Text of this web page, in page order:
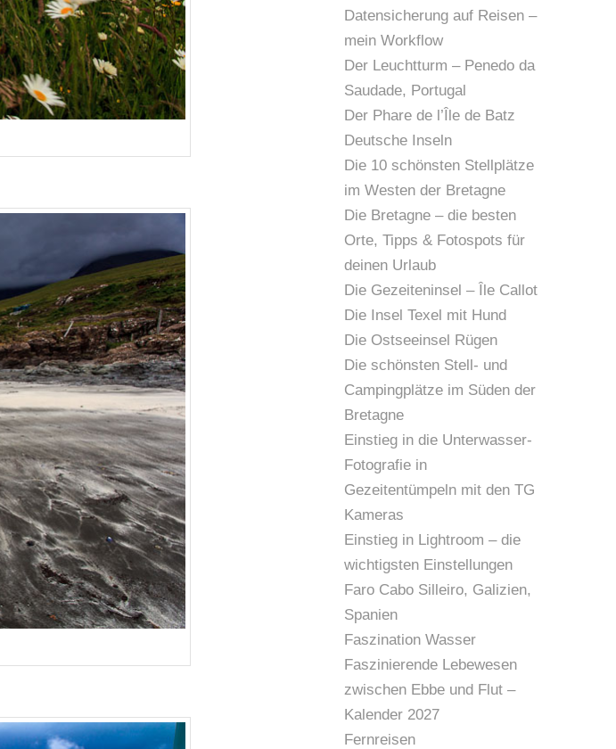
Datensicherung auf Reisen –
mein Workflow
Der Leuchtturm – Penedo da
Saudade, Portugal
Der Phare de l’Île de Batz
Deutsche Inseln
Die 10 schönsten Stellplätze
im Westen der Bretagne
Die Bretagne – die besten
Orte, Tipps & Fotospots für
deinen Urlaub
Die Gezeiteninsel – Île Callot
Die Insel Texel mit Hund
Die Ostseeinsel Rügen
Die schönsten Stell- und
Campingplätze im Süden der
Bretagne
Einstieg in die Unterwasser-
Fotografie in
Gezeitentümpeln mit den TG
Kameras
Einstieg in Lightroom – die
wichtigsten Einstellungen
Faro Cabo Silleiro, Galizien,
Spanien
Faszination Wasser
Faszinierende Lebewesen
zwischen Ebbe und Flut –
Kalender 2027
Fernreisen